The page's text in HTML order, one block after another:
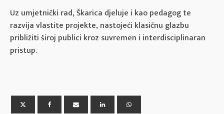
Uz umjetnički rad, Škarica djeluje i kao pedagog te
razvija vlastite projekte, nastojeći klasičnu glazbu
približiti široj publici kroz suvremen i interdisciplinaran
pristup.